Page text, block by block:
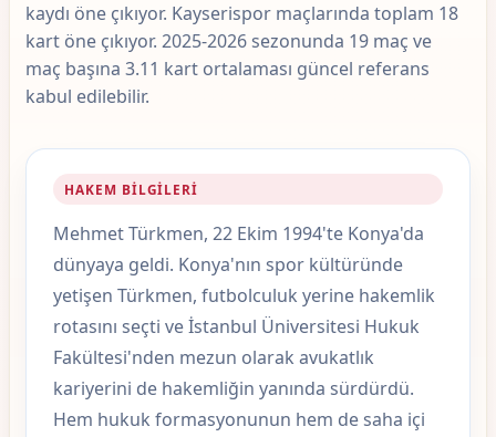
kaydı öne çıkıyor. Kayserispor maçlarında toplam 18
kart öne çıkıyor. 2025-2026 sezonunda 19 maç ve
maç başına 3.11 kart ortalaması güncel referans
kabul edilebilir.
HAKEM BILGILERI
Mehmet Türkmen, 22 Ekim 1994'te Konya'da
dünyaya geldi. Konya'nın spor kültüründe
yetişen Türkmen, futbolculuk yerine hakemlik
rotasını seçti ve İstanbul Üniversitesi Hukuk
Fakültesi'nden mezun olarak avukatlık
kariyerini de hakemliğin yanında sürdürdü.
Hem hukuk formasyonunun hem de saha içi